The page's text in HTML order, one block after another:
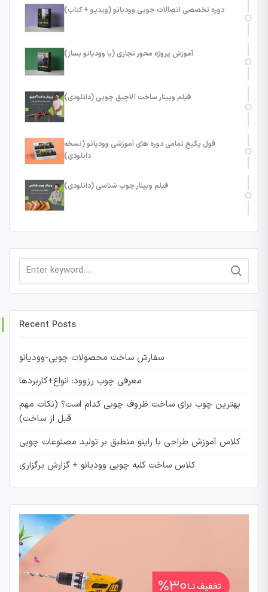
دوره تخصصی اتصالات چوبی وودیانو (ویدیو + کتاب)
آموزش پروژه محور نجاری (با وودیانو بساز)
فیلم وبینار ساخت آلاچیق چوبی (دانلودی)
فول پکیج تمامی دوره های آموزشی وودیانو (نسخه
دانلودی)
فیلم وبینار چوب شناسی (دانلودی)
Search
Recent Posts
سفارش ساخت محصولات چوبی-وودیانو
معرفی چوب رزوود: انواع+کاربردها
بهترین چوب برای ساخت ظروف چوبی کدام است؟ (نکات مهم
قبل از ساخت)
کلاس آموزش طراحی با راینو منطبق بر تولید مصنوعات چوبی
کلاس ساخت کلبه چوبی وودیانو + گزارش برگزاری